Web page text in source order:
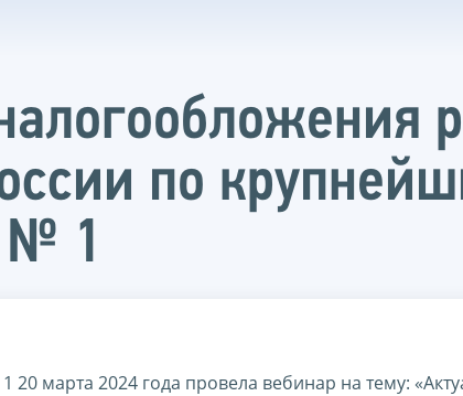
по
№ 1
марта 2024 года провела вебинар на тему: